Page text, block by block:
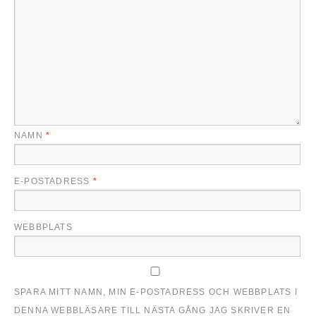
NAMN *
E-POSTADRESS *
WEBBPLATS
SPARA MITT NAMN, MIN E-POSTADRESS OCH WEBBPLATS I
DENNA WEBBLÄSARE TILL NÄSTA GÅNG JAG SKRIVER EN